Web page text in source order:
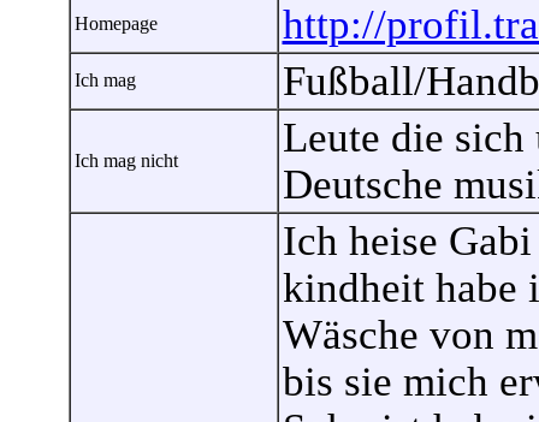
Homepage http://
Ich mag Fußball/
Ich mag nicht
Leute die sich
Deutsche
Ich heise
kindheit habe
Wäsche von
bis sie mich